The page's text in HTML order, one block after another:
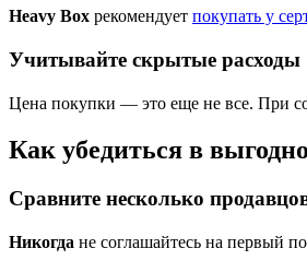
Heavy Box рекомендует покупать у
Учитывайте скрытые расходы
Цена покупки — это еще не все. При
Как убедиться в
Сравните несколько
Никогда не соглашайтесь на первый